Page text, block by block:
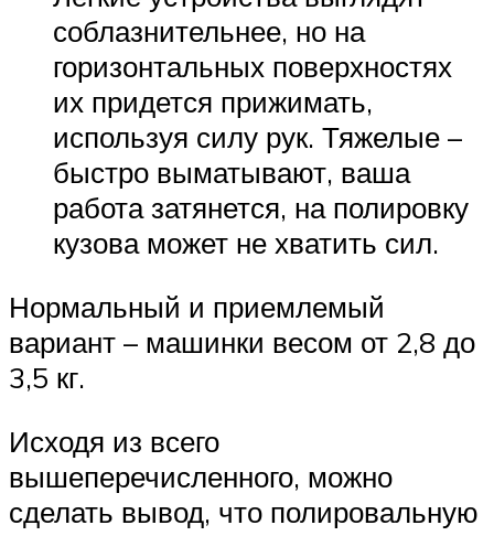
соблазнительнее, но на
горизонтальных поверхностях
их придется прижимать,
используя силу рук. Тяжелые –
быстро выматывают, ваша
работа затянется, на полировку
кузова может не хватить сил.
Нормальный и приемлемый
вариант – машинки весом от 2,8 до
3,5 кг.
Исходя из всего
вышеперечисленного, можно
сделать вывод, что полировальную